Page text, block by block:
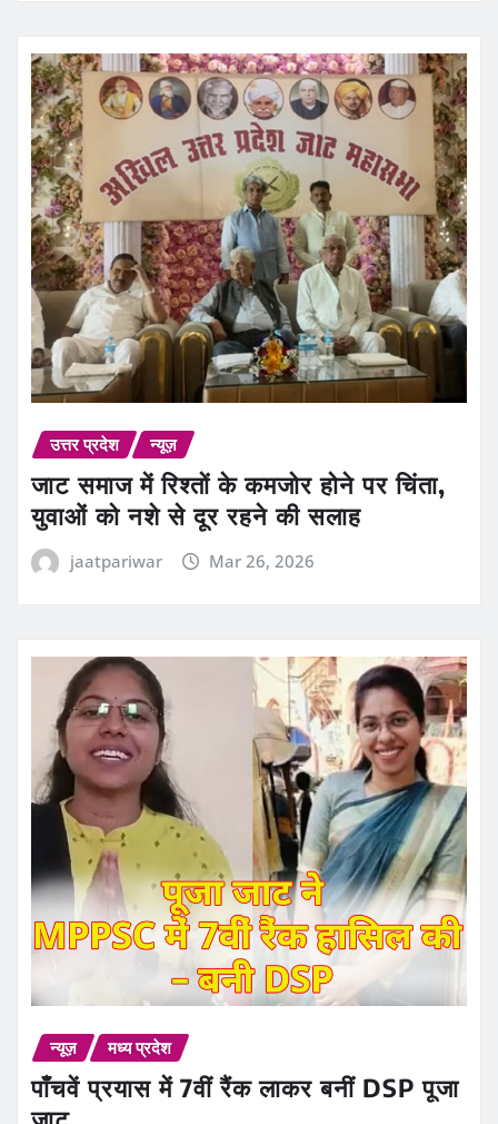
उत्तर प्रदेश न्यूज़
जाट समाज में रिश्तों के कमजोर होने पर चिंता,
युवाओं को नशे से दूर रहने की सलाह
jaatpariwar Mar 26, 2026
न्यूज़ मध्य प्रदेश
पाँचवें प्रयास में 7वीं रैंक लाकर बनीं DSP पूजा